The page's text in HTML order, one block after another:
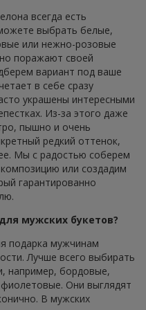
всегда есть
выбрать белые,
или нежно-розовые
поражают своей
вариант под ваше
в себе сразу
украшены интересными
Из-за этого даже
пышно и очень
редкий оттенок,
Мы с радостью соберем
или создадим
гарантированно
мужских букетов?
подарка мужчинам
Лучше всего выбирать
например, бордовые,
Они выглядят
В мужских